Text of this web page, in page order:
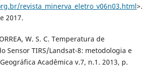
revista_minerva_eletro_v06n03.html>.
2017.
W. S. C. Temperatura de
Sensor TIRS/Landsat-8: metodologia e
Acadêmica v.7, n.1. 2013, p.